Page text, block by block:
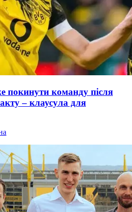
покинути команду після
– клаусула для